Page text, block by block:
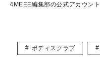
4MEEE編集部の公式アカウント
ボディスクラブ